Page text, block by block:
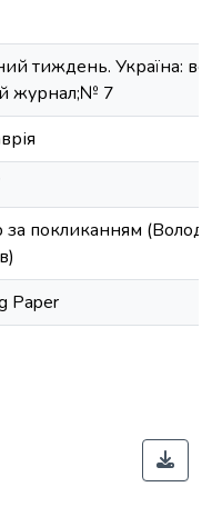
тиждень. Україна:
журнал;№ 7
за покликанням
Paper